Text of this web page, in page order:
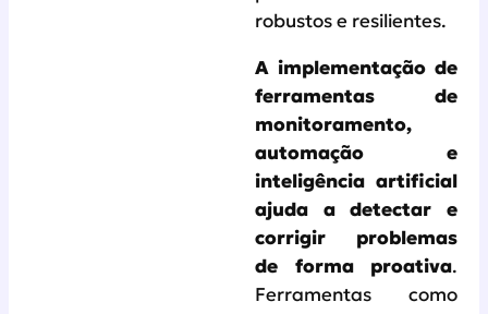
robustos e resilientes.
A implementação de
ferramentas de
monitoramento,
automação e
inteligência artificial
ajuda a detectar e
corrigir problemas
de forma proativa.
Ferramentas como